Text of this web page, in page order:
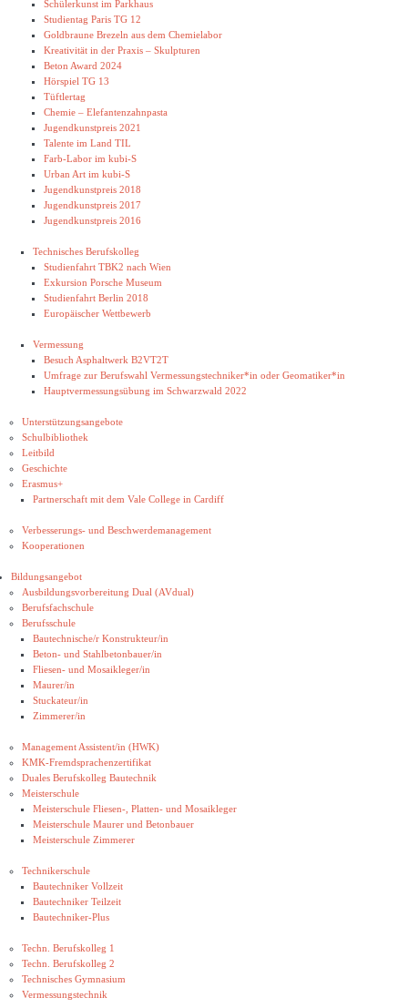
Schülerkunst im Parkhaus
Studientag Paris TG 12
Goldbraune Brezeln aus dem Chemielabor
Kreativität in der Praxis – Skulpturen
Beton Award 2024
Hörspiel TG 13
Tüftlertag
Chemie – Elefantenzahnpasta
Jugendkunstpreis 2021
Talente im Land TIL
Farb-Labor im kubi-S
Urban Art im kubi-S
Jugendkunstpreis 2018
Jugendkunstpreis 2017
Jugendkunstpreis 2016
Technisches Berufskolleg
Studienfahrt TBK2 nach Wien
Exkursion Porsche Museum
Studienfahrt Berlin 2018
Europäischer Wettbewerb
Vermessung
Besuch Asphaltwerk B2VT2T
Umfrage zur Berufswahl Vermessungstechniker*in oder Geomatiker*in
Hauptvermessungsübung im Schwarzwald 2022
Unterstützungsangebote
Schulbibliothek
Leitbild
Geschichte
Erasmus+
Partnerschaft mit dem Vale College in Cardiff
Verbesserungs- und Beschwerdemanagement
Kooperationen
Bildungsangebot
Ausbildungsvorbereitung Dual (AVdual)
Berufsfachschule
Berufsschule
Bautechnische/r Konstrukteur/in
Beton- und Stahlbetonbauer/in
Fliesen- und Mosaikleger/in
Maurer/in
Stuckateur/in
Zimmerer/in
Management Assistent/in (HWK)
KMK-Fremdsprachenzertifikat
Duales Berufskolleg Bautechnik
Meisterschule
Meisterschule Fliesen-, Platten- und Mosaikleger
Meisterschule Maurer und Betonbauer
Meisterschule Zimmerer
Technikerschule
Bautechniker Vollzeit
Bautechniker Teilzeit
Bautechniker-Plus
Techn. Berufskolleg 1
Techn. Berufskolleg 2
Technisches Gymnasium
Vermessungstechnik